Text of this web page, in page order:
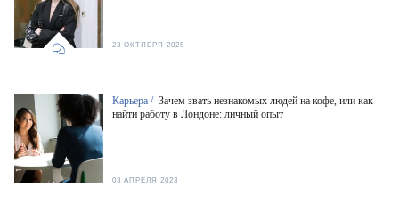
23 ОКТЯБРЯ 2025
Карьера / Зачем звать незнакомых людей на кофе, или как
найти работу в Лондоне: личный опыт
03 АПРЕЛЯ 2023